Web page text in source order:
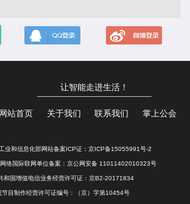
让智能走进生活！
网站首页 关于我们 联系我们 掌上公会
业和信息化部网站备案ICP证： 京ICP备15055991号-2
络国际联网单位备案： 京公网安备 11011402010323号
和国增值电信业务经营许可证：京B2-20171834
节目制作经营许可证编号：（京）字第10454号